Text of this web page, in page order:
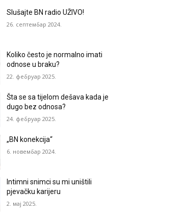
Slušajte BN radio UŽIVO!
26. септембар 2024.
Koliko često je normalno imati
odnose u braku?
22. фебруар 2025.
Šta se sa tijelom dešava kada je
dugo bez odnosa?
24. фебруар 2025.
„BN konekcija“
6. новембар 2024.
Intimni snimci su mi uništili
pjevačku karijeru
2. мај 2025.